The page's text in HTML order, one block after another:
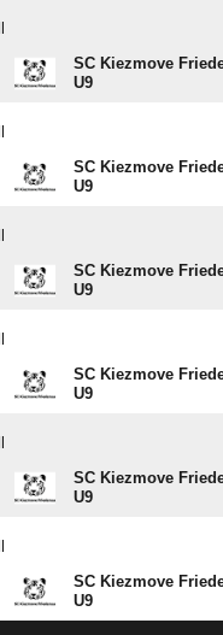
SC Kiezmove
U9
SC Kiezmove
U9
SC Kiezmove
U9
SC Kiezmove
U9
SC Kiezmove
U9
SC Kiezmove
U9